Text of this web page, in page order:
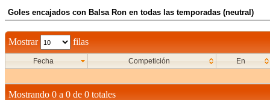
Goles encajados con Balsa Ron en todas las temporadas (neutral)
Mostrar filas
Fecha Competición En
Mostrando 0 a 0 de 0 totales